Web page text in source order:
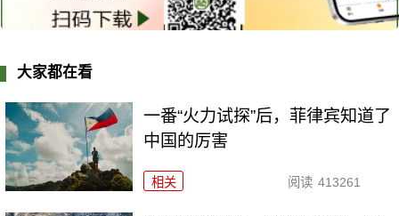
大家都在看
一番“火力试探”后，菲律宾知道了
中国的厉害
相关 阅读 413261